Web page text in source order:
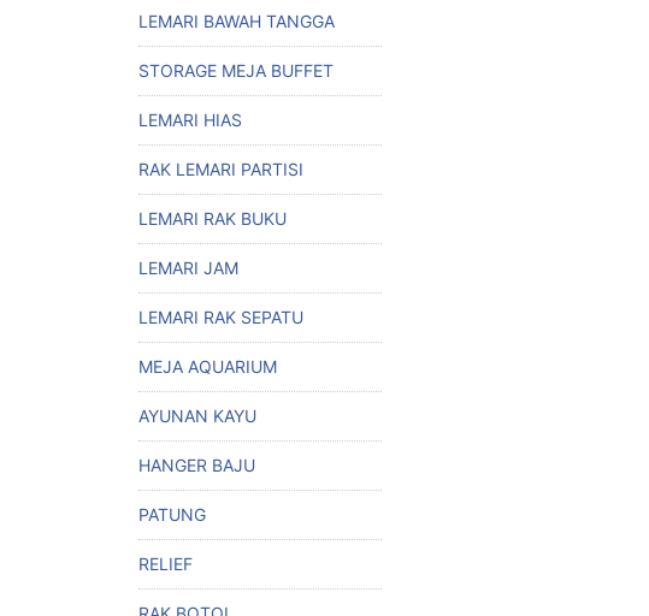
LEMARI BAWAH TANGGA
STORAGE MEJA BUFFET
LEMARI HIAS
RAK LEMARI PARTISI
LEMARI RAK BUKU
LEMARI JAM
LEMARI RAK SEPATU
MEJA AQUARIUM
AYUNAN KAYU
HANGER BAJU
PATUNG
RELIEF